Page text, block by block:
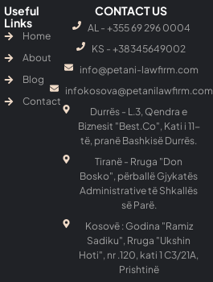
Useful
Links
Home
About
Blog
Contact
CONTACT US
AL - +355 69 296 0004
KS - ‎+38345649002
info@petani-lawfirm.com
infokosova@petanilawfirm.com
Durrës - L.3, Qendra e
Biznesit "Best.Co", Kati i 11-
të, pranë Bashkisë Durrës.
Tiranë - Rruga "Don
Bosko", përballë Gjykatës
Administrative të Shkallës
së Parë.
Kosovë : Godina "Ramiz
Sadiku", Rruga "Ukshin
Hoti", nr .120, kati 1 C3/21A,
Prishtinë